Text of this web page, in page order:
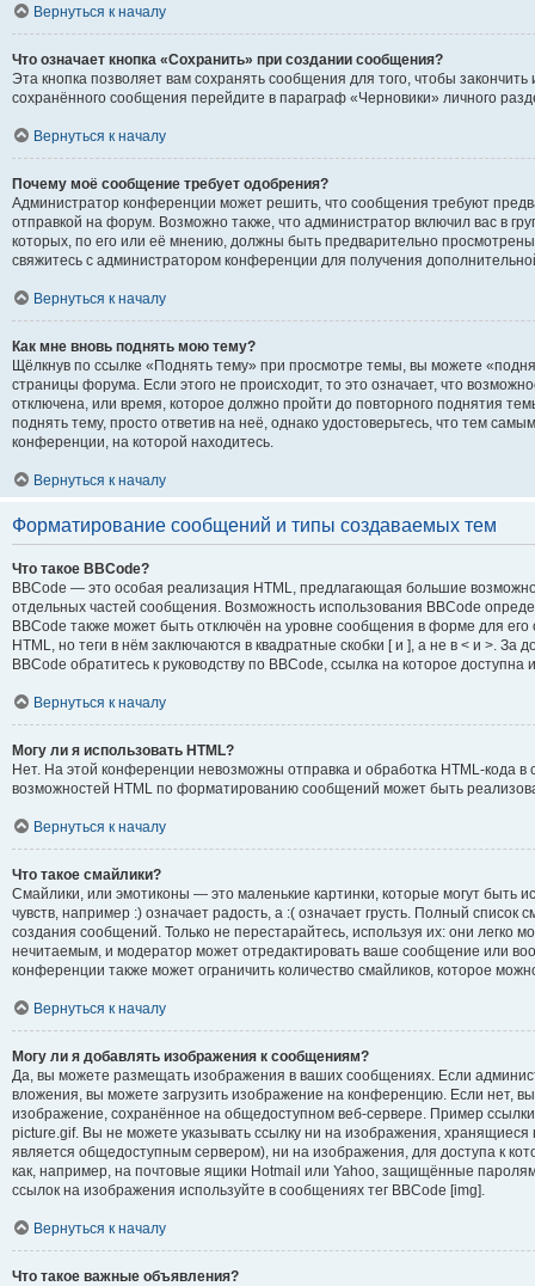
Вернуться к началу
Что означает кнопка «Сохранить» при создании сообщения?
Эта кнопка позволяет вам сохранять сообщения для того, чтобы закончить
сохранённого сообщения перейдите в параграф «Черновики» личного
Вернуться к началу
Почему моё сообщение требует одобрения?
Администратор конференции может решить, что сообщения требуют
отправкой на форум. Возможно также, что администратор включил вас в
которых, по его или её мнению, должны быть предварительно
свяжитесь с администратором конференции для получения
Вернуться к началу
Как мне вновь поднять мою тему?
Щёлкнув по ссылке «Поднять тему» при просмотре темы, вы можете
страницы форума. Если этого не происходит, то это означает, что
отключена, или время, которое должно пройти до повторного поднятия
поднять тему, просто ответив на неё, однако удостоверьтесь, что тем
конференции, на которой находитесь.
Вернуться к началу
Форматирование сообщений и типы создаваемых тем
Что такое BBCode?
BBCode — это особая реализация HTML, предлагающая большие
отдельных частей сообщения. Возможность использования BBCode
BBCode также может быть отключён на уровне сообщения в форме для его
HTML, но теги в нём заключаются в квадратные скобки [ и ], а не в < и >.
BBCode обратитесь к руководству по BBCode, ссылка на которое
Вернуться к началу
Могу ли я использовать HTML?
Нет. На этой конференции невозможны отправка и обработка HTML-кода
возможностей HTML по форматированию сообщений может быть
Вернуться к началу
Что такое смайлики?
Смайлики, или эмотиконы — это маленькие картинки, которые могут быть
чувств, например :) означает радость, а :( означает грусть. Полный список
создания сообщений. Только не перестарайтесь, используя их: они легко
нечитаемым, и модератор может отредактировать ваше сообщение или
конференции также может ограничить количество смайликов, которое
Вернуться к началу
Могу ли я добавлять изображения к сообщениям?
Да, вы можете размещать изображения в ваших сообщениях. Если
вложения, вы можете загрузить изображение на конференцию. Если нет,
изображение, сохранённое на общедоступном веб-сервере. Пример
picture.gif. Вы не можете указывать ссылку ни на изображения,
является общедоступным сервером), ни на изображения, для доступа к
как, например, на почтовые ящики Hotmail или Yahoo, защищённые
ссылок на изображения используйте в сообщениях тег BBCode [img].
Вернуться к началу
Что такое важные объявления?